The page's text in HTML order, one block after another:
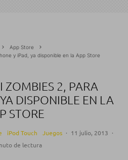
App Store
y iPad, ya disponible en la App Store
ZOMBIES 2, PARA
DISPONIBLE EN LA
STORE
iPod Touch Juegos · 11 julio, 2013 ·
de lectura